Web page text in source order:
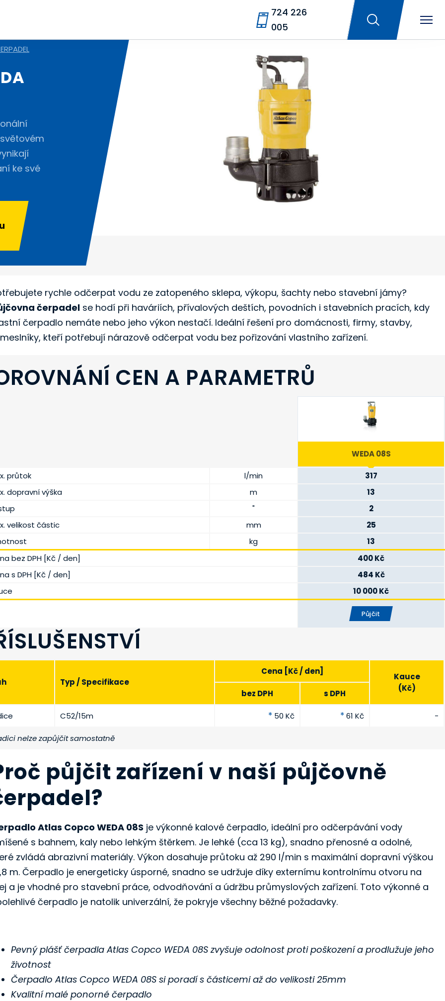
724 226
005
ke své
rychle odčerpat vodu ze zatopeného sklepa, výkopu, šachty nebo stavební jámy?
čerpadel se hodí při haváriích, přívalových deštích, povodních i stavebních pracích, kdy
čerpadlo nemáte nebo jeho výkon nestačí. Ideální řešení pro domácnosti, firmy, stavby,
kteří potřebují nárazově odčerpat vodu bez pořizování vlastního zařízení.
CEN A PARAMETRŮ
WEDA 08S
průtok l/min
317
dopravní výška
m
13
"
2
velikost částic
mm
25
kg 13
Půjčit
bez DPH [Kč / den]
400 Kč
s DPH [Kč / den]
484 Kč
10 000 Kč
Typ / Specifikace
Cena [Kč / den]
Kauce
(Kč)
bez DPH s DPH
C52/15m * 50 Kč *61 Kč -
nelze zapůjčit samostatně
půjčit zařízení v naší půjčovně
Atlas Copco WEDA 08S je výkonné kalové čerpadlo, ideální pro odčerpávání vody
s bahnem, kaly nebo lehkým štěrkem. Je lehké (cca 13 kg), snadno přenosné a odolné,
zvládá abrazivní materiály. Výkon dosahuje průtoku až 290 l/min s maximální dopravní výškou
m. Čerpadlo je energeticky úsporné, snadno se udržuje díky externímu kontrolnímu otvoru na
a je vhodné pro stavební práce, odvodňování a údržbu průmyslových zařízení. Toto výkonné a
čerpadlo je natolik univerzální, že pokryje všechny běžné požadavky.
Pevný plášť čerpadla Atlas Copco WEDA 08S zvyšuje odolnost proti poškození a prodlužuje jeho
životnost
Čerpadlo Atlas Copco WEDA 08S si poradí s částicemi až do velikosti 25mm
Kvalitní malé ponorné čerpadlo